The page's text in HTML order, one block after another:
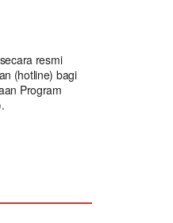
resmi
(hotline) bagi
Program